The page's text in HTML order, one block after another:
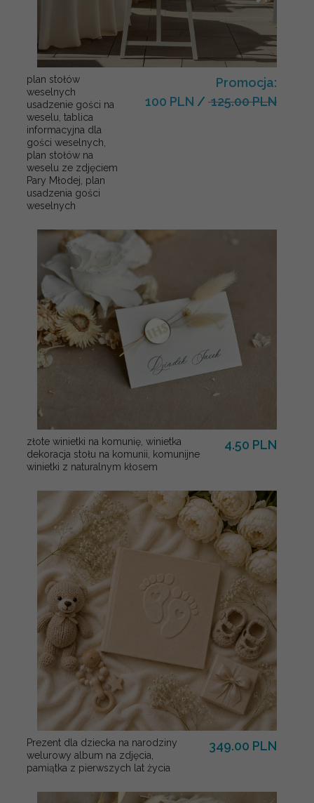
plan stołów
weselnych
usadzenie gości na
weselu, tablica
informacyjna dla
gości weselnych,
plan stołów na
weselu ze zdjęciem
Pary Młodej, plan
usadzenia gości
weselnych
Promocja:
100 PLN / 125.00 PLN
złote winietki na komunię, winietka
dekoracja stołu na komunii, komunijne
winietki z naturalnym kłosem
4.50 PLN
Prezent dla dziecka na narodziny
welurowy album na zdjęcia,
pamiątka z pierwszych lat życia
349.00 PLN